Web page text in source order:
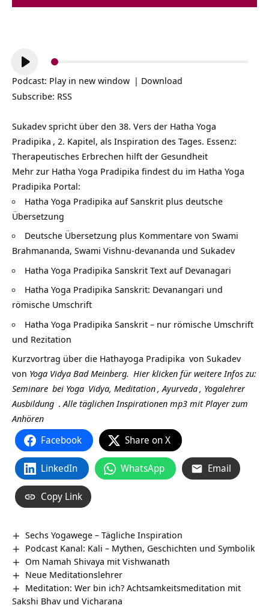
Audio-
Player
Podcast: Play in new window | Download
Subscribe: RSS
Sukadev spricht über den 38. Vers der Hatha Yoga
Pradipika , 2. Kapitel, als Inspiration des Tages. Essenz:
Therapeutisches Erbrechen hilft der Gesundheit
Mehr zur Hatha Yoga Pradipika findest du im Hatha Yoga
Pradipika Portal:
Hatha Yoga Pradipika auf Sanskrit plus deutsche
Übersetzung
Deutsche Übersetzung plus Kommentare von Swami
Brahmananda, Swami Vishnu-devananda und Sukadev
Hatha Yoga Pradipika Sanskrit Text auf Devanagari
Hatha Yoga Pradipika Sanskrit: Devanangari und
römische Umschrift
Hatha Yoga Pradipika Sanskrit – nur römische Umschrift
und Rezitation
Kurzvortrag über die Hathayoga Pradipika von Sukadev
von Yoga Vidya Bad Meinberg. Hier klicken für weitere Infos zu:
Seminare bei Yoga Vidya, Meditation,Ayurveda, Yogalehrer
Ausbildung .Alle täglichen Inspirationen mp3 mit Player zum
Anhören
Facebook Share on X
LinkedIn WhatsApp Email
Copy Link
Sechs Yogawege – Tägliche Inspiration
Podcast Kanal: Kali – Mythen, Geschichten und Symbolik
Om Namah Shivaya mit Vishwanath
Neue Meditationslehrer
Meditation: Wer bin ich? Achtsamkeitsmeditation mit
Sakshi Bhav und Vicharana